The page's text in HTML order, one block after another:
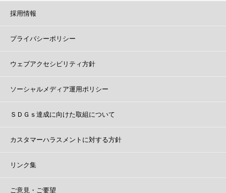
採用情報
プライバシーポリシー
ウェブアクセシビリティ方針
ソーシャルメディア運用ポリシー
ＳＤＧｓ達成に向けた取組について
カスタマーハラスメントに対する方針
リンク集
ご意見・ご要望